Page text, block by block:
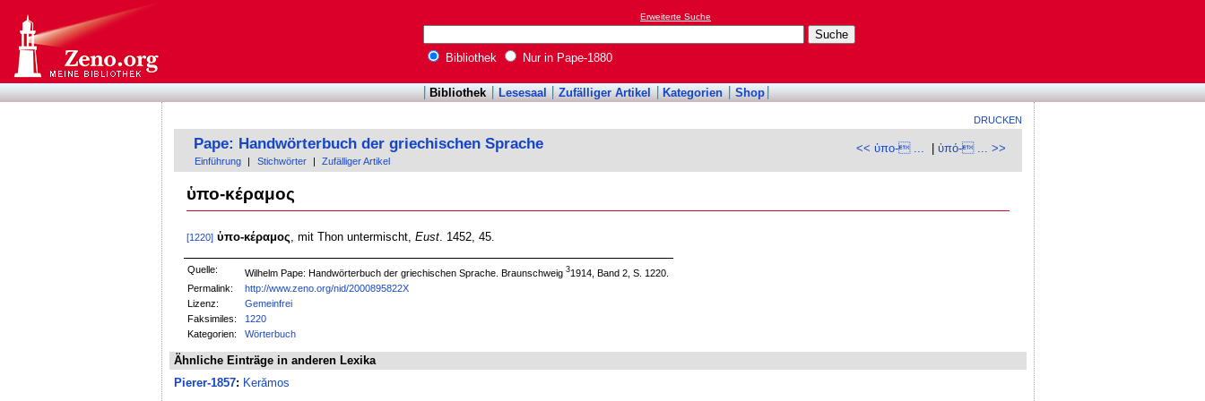
Erweiterte Suche
Bibliothek Nur in Pape-1880
Bibliothek Lesesaal Zufälliger Artikel Kategorien Shop
DRUCKEN
<< ὑπο- ... |ὑπό- ... >>
Pape: Handwörterbuch der griechischen Sprache
Einführung Stichwörter Zufälliger Artikel
ὑπο-κέραμος
[1220] ὑπο-κέραμος , mit Thon untermischt, Eust. 1452, 45.
Quelle: Wilhelm Pape: Handwörterbuch der griechischen Sprache. Braunschweig31914, Band 2, S. 1220.
Permalink:
http://www.zeno.org/nid/2000895822X
Lizenz:
Gemeinfrei
Faksimiles:
1220
Kategorien:
Wörterbuch
Ähnliche Einträge in anderen Lexika
Pierer-1857: Kerămos